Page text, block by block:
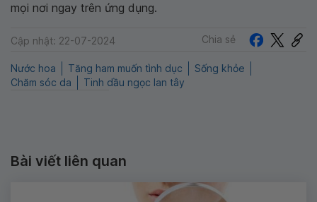
mọi nơi ngay trên ứng dụng.
Cập nhật: 22-07-2024 Chia sẻ
Nước hoa Tăng ham muốn tình dục
Sống khỏe
Chăm sóc da
Tinh dầu ngọc lan tây
Bài viết liên quan